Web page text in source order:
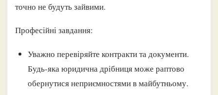
точно не будуть зайвими.
Професійні завдання:
Уважно перевіряйте контракти та документи.
Будь-яка юридична дрібниця може раптово
обернутися неприємностями в майбутньому.